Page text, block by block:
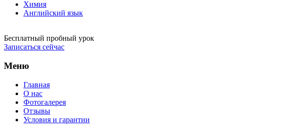
Химия
Английский язык
Бесплатный пробный урок
Записаться сейчас
Меню
Главная
О нас
Фотогалерея
Отзывы
Условия и гарантии